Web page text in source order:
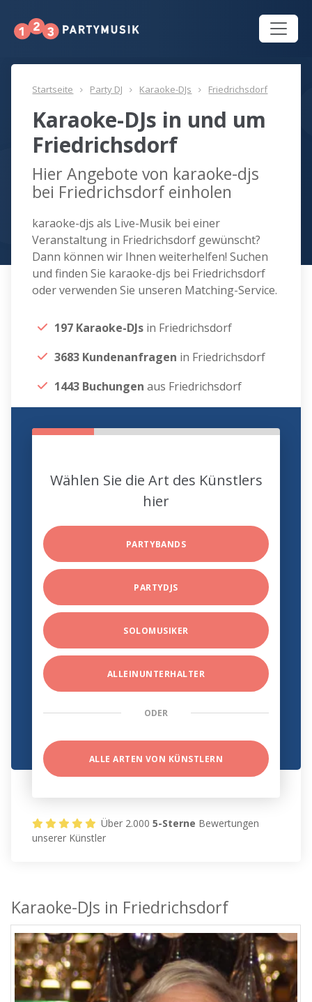
Startseite Party DJ Karaoke-DJs Friedrichsdorf
Karaoke-DJs in und um
Friedrichsdorf
Hier Angebote von karaoke-djs
bei Friedrichsdorf einholen
karaoke-djs als Live-Musik bei einer
Veranstaltung in Friedrichsdorf gewünscht?
Dann können wir Ihnen weiterhelfen! Suchen
und finden Sie karaoke-djs bei Friedrichsdorf
oder verwenden Sie unseren Matching-Service.
197 Karaoke-DJs in Friedrichsdorf
3683 Kundenanfragen in Friedrichsdorf
1443 Buchungen aus Friedrichsdorf
Wählen Sie die Art des Künstlers
hier
PARTYBANDS
PARTYDJS
SOLOMUSIKER
ALLEINUNTERHALTER
ODER
ALLE ARTEN VON KÜNSTLERN
Über 2.0005-Sterne Bewertungen
unserer Künstler
Karaoke-DJs in Friedrichsdorf